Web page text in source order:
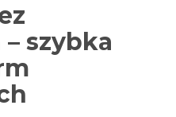
szybka